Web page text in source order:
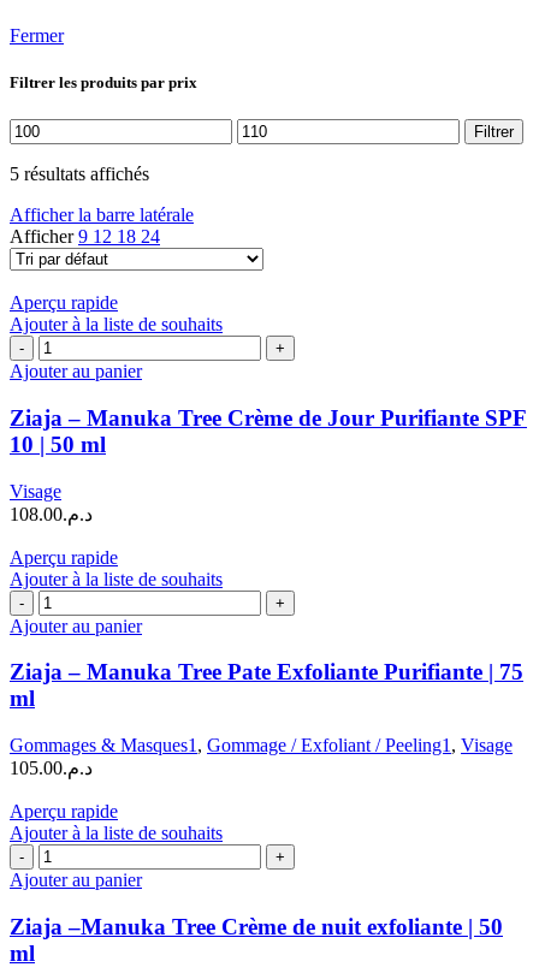
Fermer
Filtrer les produits par prix
Prix
min
Prix
max
Filtrer
5 résultats affichés
Afficher la barre latérale
Afficher9 12 18 24
Aperçu rapide
Ajouter à la liste de souhaits
quantité
de
–
Manuka
Tree
de
Jour
SPF
10
50
Ajouter au panier
Ziaja – Manuka Tree Crème de Jour Purifiante SPF
10 | 50 ml
Visage
د.م.108.00
Aperçu rapide
Ajouter à la liste de souhaits
quantité
de
–
Manuka
Exfoliante
Purifiante
75
ml
Ajouter au panier
Ziaja – Manuka Tree Pate Exfoliante Purifiante | 75
ml
Gommages & Masques1 , Gommage / Exfoliant / Peeling1 , Visage
د.م.105.00
Aperçu rapide
Ajouter à la liste de souhaits
quantité
de
–
Manuka
Ajouter au panier
Ziaja –Manuka Tree Crème de nuit exfoliante | 50
ml